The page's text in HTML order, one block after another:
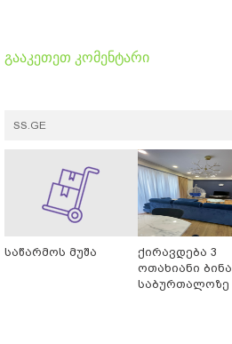
გააკეთეთ კომენტარი
SS.GE
საწარმოს მუშა
ქირავდება 3
ოთახიანი ბინა
საბურთალოზე